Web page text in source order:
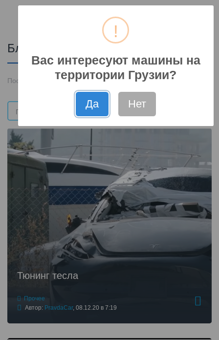
Блог
Посетите нас
Тюнинг тесла
Прочее
Автор: PravdaCar, 08.12.20 в 7:19
Вас интересуют машины на
территории Грузии?
Да Нет